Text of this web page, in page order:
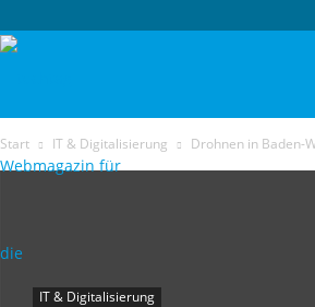
Start IT & Digitalisierung Drohnen in Baden-
IT & Digitalisierung